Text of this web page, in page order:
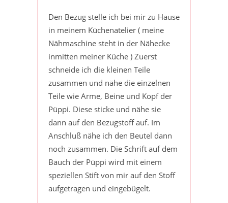
Den Bezug stelle ich bei mir zu Hause
in meinem Küchenatelier ( meine
Nähmaschine steht in der Nähecke
inmitten meiner Küche ) Zuerst
schneide ich die kleinen Teile
zusammen und nähe die einzelnen
Teile wie Arme, Beine und Kopf der
Püppi. Diese sticke und nähe sie
dann auf den Bezugstoff auf. Im
Anschluß nähe ich den Beutel dann
noch zusammen. Die Schrift auf dem
Bauch der Püppi wird mit einem
speziellen Stift von mir auf den Stoff
aufgetragen und eingebügelt.